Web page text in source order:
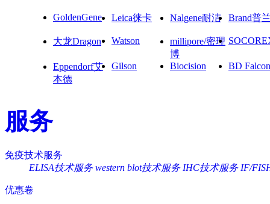
GoldenGene Leica徕卡 Nalgene耐洁 Brand普
大龙Dragon Watson
millipore/密理
博
Eppendorf艾
本德
Gilson Biocision BD Falcon
服务
免疫技术服务
ELISA技术服务 western blot技术服务 IHC技术服务 IF/
优惠卷